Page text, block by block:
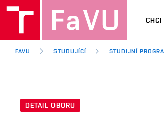
CHCI
FAVU STUDUJÍCÍ STUDIJNÍ
DETAIL OBORU